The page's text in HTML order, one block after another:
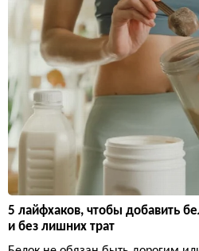
5 лайфхаков, чтобы добавить
и без лишних трат